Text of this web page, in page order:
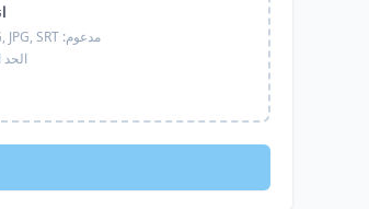
مدعوم: SRT,
الحد